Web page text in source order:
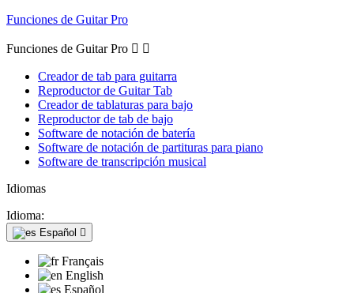
Funciones de Guitar Pro
Funciones de Guitar Pro  
Creador de tab para guitarra
Reproductor de Guitar Tab
Creador de tablaturas para bajo
Reproductor de tab de bajo
Software de notación de batería
Software de notación de partituras para piano
Software de transcripción musical
Idiomas
Idioma:
Español 
Français
English
Español